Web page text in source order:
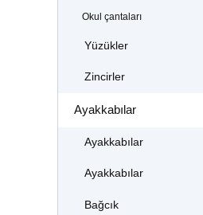
Okul çantaları
Yüzükler
Zincirler
Ayakkabılar
Ayakkabılar
Ayakkabılar
Bağcık